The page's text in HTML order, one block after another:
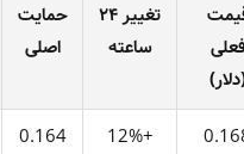
فعلی
تغییر ۲۴
ساعته
حمایت
اصلی
+12%
0.164